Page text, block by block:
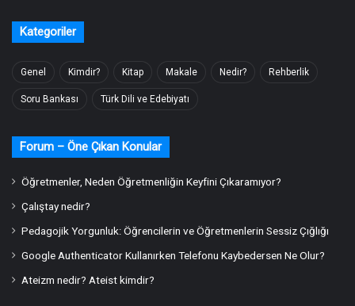
Kategoriler
Genel Kimdir? Kitap Makale Nedir? Rehberlik
Soru Bankası Türk Dili ve Edebiyatı
Forum – Öne Çıkan Konular
Öğretmenler, Neden Öğretmenliğin Keyfini Çıkaramıyor?
Çalıştay nedir?
Pedagojik Yorgunluk: Öğrencilerin ve Öğretmenlerin Sessiz Çığlığı
Google Authenticator Kullanırken Telefonu Kaybedersen Ne Olur?
Ateizm nedir? Ateist kimdir?